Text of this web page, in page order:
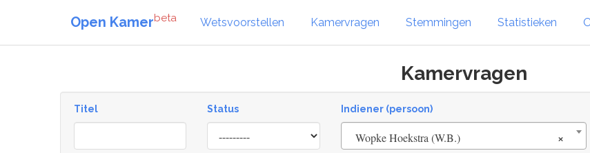
Open Kamerbeta Wetsvoorstellen Kamervragen Stemmingen Statistieken
Kamervragen
Titel Status
[invalid
name]
Indiener (persoon)
×
Wopke Hoekstra (W.B.)